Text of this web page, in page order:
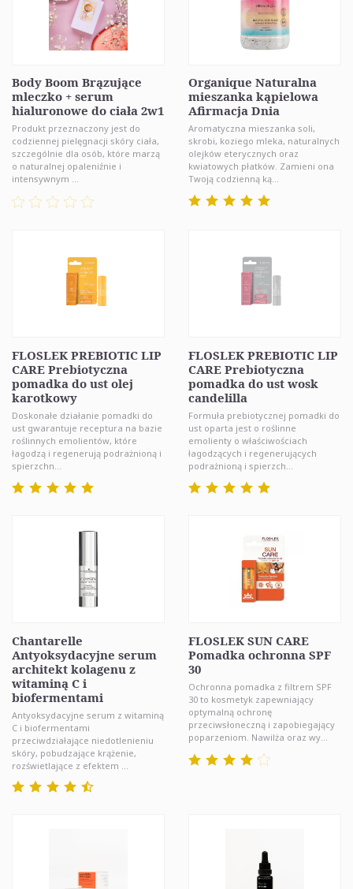
Body Boom Brązujące
mleczko + serum
hialuronowe do ciała 2w1
Produkt przeznaczony jest do
codziennej pielęgnacji skóry ciała,
szczególnie dla osób, które marzą
o naturalnej opaleniźnie i
intensywnym ...
Organique Naturalna
mieszanka kąpielowa
Afirmacja Dnia
Aromatyczna mieszanka soli,
skrobi, koziego mleka, naturalnych
olejków eterycznych oraz
kwiatowych płatków. Zamieni ona
Twoją codzienną ką...
FLOSLEK PREBIOTIC LIP
CARE Prebiotyczna
pomadka do ust olej
karotkowy
Doskonałe działanie pomadki do
ust gwarantuje receptura na bazie
roślinnych emolientów, które
łagodzą i regenerują podrażnioną i
spierzchn...
FLOSLEK PREBIOTIC LIP
CARE Prebiotyczna
pomadka do ust wosk
candelilla
Formuła prebiotycznej pomadki do
ust oparta jest o roślinne
emolienty o właściwościach
łagodzących i regenerujących
podrażnioną i spierzch...
Chantarelle
Antyoksydacyjne serum
architekt kolagenu z
witaminą C i
biofermentami
Antyoksydacyjne serum z witaminą
C i biofermentami
przeciwdziałające niedotlenieniu
skóry, pobudzające krążenie,
rozświetlające z efektem ...
FLOSLEK SUN CARE
Pomadka ochronna SPF
30
Ochronna pomadka z filtrem SPF
30 to kosmetyk zapewniający
optymalną ochronę
przeciwsłoneczną i zapobiegający
poparzeniom. Nawilża oraz wy...